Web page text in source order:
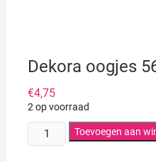
Dekora oogjes
€4,75
2 op voorraad
Dekora
oogjes
Toevoegen aan